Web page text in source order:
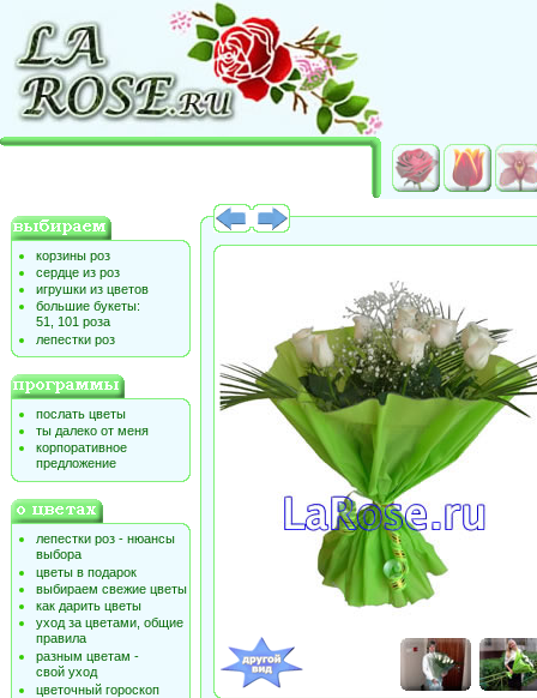
корзины роз
сердце из роз
игрушки из цветов
большие букеты:
51, 101 роза
лепестки роз
послать цветы
ты далеко от меня
корпоративное
предложение
лепестки роз - нюансы
выбора
цветы в подарок
выбираем свежие цветы
как дарить цветы
уход за цветами, общие
правила
разным цветам -
свой уход
цветочный гороскоп